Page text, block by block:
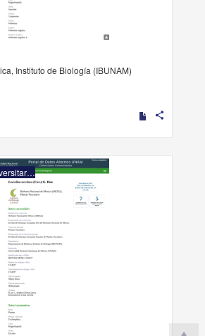
Instituto de Biología (IBUNAM)
share
Registro de colección universitaria